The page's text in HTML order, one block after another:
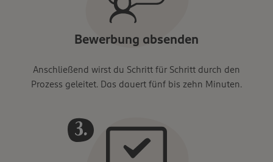
Bewerbung absenden
Anschließend wirst du Schritt für Schritt durch den
Prozess geleitet. Das dauert fünf bis zehn Minuten.